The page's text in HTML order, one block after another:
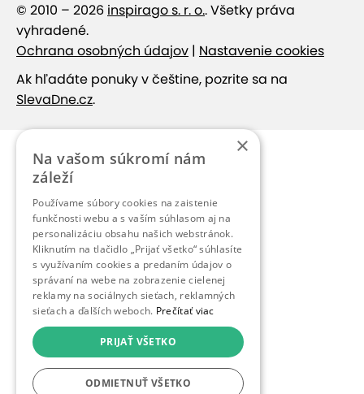
© 2010 – 2026 inspirago s. r. o.. Všetky práva
vyhradené.
Ochrana osobných údajov | Nastavenie cookies
Ak hľadáte ponuky v češtine, pozrite sa na
SlevaDne.cz.
×
Na vašom súkromí nám
záleží
Používame súbory cookies na zaistenie
funkčnosti webu a s vaším súhlasom aj na
personalizáciu obsahu našich webstránok.
Kliknutím na tlačidlo „Prijať všetko“ súhlasíte
s využívaním cookies a predaním údajov o
správaní na webe na zobrazenie cielenej
reklamy na sociálnych sieťach, reklamných
sieťach a ďalších weboch. Prečítať viac
PRIJAŤ VŠETKO
ODMIETNUŤ VŠETKO